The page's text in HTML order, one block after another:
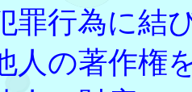
罪行為に結
人の著作権